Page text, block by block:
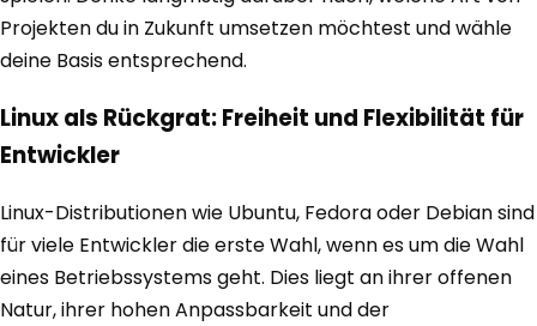
Projekten du in Zukunft umsetzen möchtest und wähle
deine Basis entsprechend.
Linux als Rückgrat: Freiheit und Flexibilität für
Entwickler
Linux-Distributionen wie Ubuntu, Fedora oder Debian sind
für viele Entwickler die erste Wahl, wenn es um die Wahl
eines Betriebssystems geht. Dies liegt an ihrer offenen
Natur, ihrer hohen Anpassbarkeit und der